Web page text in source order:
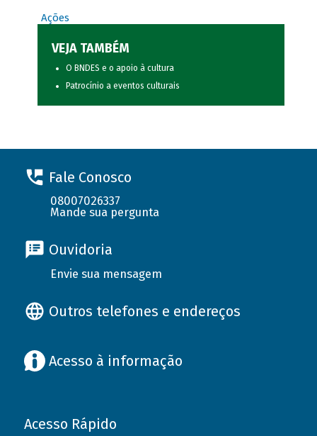
Ações
VEJA TAMBÉM
O BNDES e o apoio à cultura
Patrocínio a eventos culturais
Fale Conosco
08007026337
Mande sua pergunta
Ouvidoria
Envie sua mensagem
Outros telefones e endereços
Acesso à informação
Acesso Rápido